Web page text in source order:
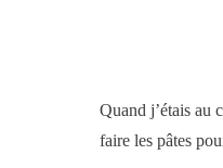
Quand j’étais au
faire les pâtes